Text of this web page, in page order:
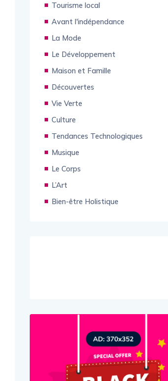
Tourisme local
Avant l'indépendance
La Mode
Le Développement
Maison et Famille
Découvertes
Vie Verte
Culture
Tendances Technologiques
Musique
Le Corps
L’Art
Bien-être Holistique